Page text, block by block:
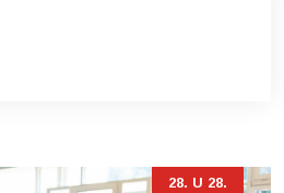
28. U 28.